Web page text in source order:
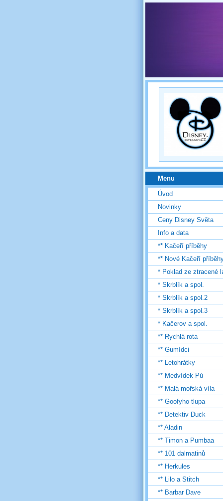
Menu
Úvod
Novinky
Ceny Disney Světa
Info a data
** Kačeří příběhy
** Nové Kačeří
* Poklad ze ztracené
* Skrblík a spol.
* Skrblík a spol.2
* Skrblík a spol.3
* Kačerov a spol.
** Rychlá rota
** Gumídci
** Letohrátky
** Medvídek Pú
** Malá mořská víla
** Goofyho tlupa
** Detektiv Duck
** Aladin
** Timon a Pumbaa
** 101 dalmatinů
** Herkules
** Lilo a Stitch
** Barbar Dave